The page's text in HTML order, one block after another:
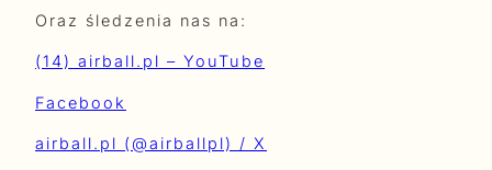
Oraz śledzenia nas na:
(14) airball.pl – YouTube
Facebook
airball.pl (@airballpl) / X